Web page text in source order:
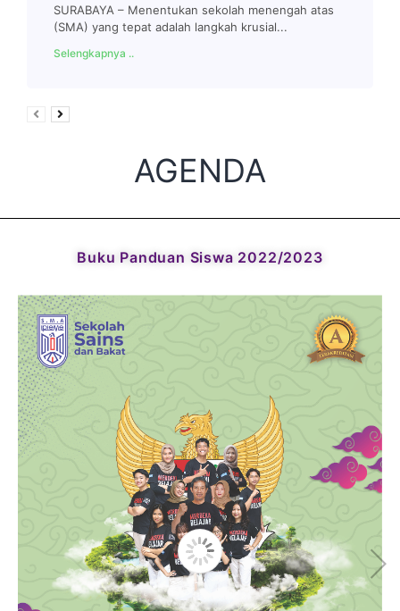
SURABAYA – Menentukan sekolah menengah atas
(SMA) yang tepat adalah langkah krusial...
Selengkapnya ..
AGENDA
Buku Panduan Siswa 2022/2023